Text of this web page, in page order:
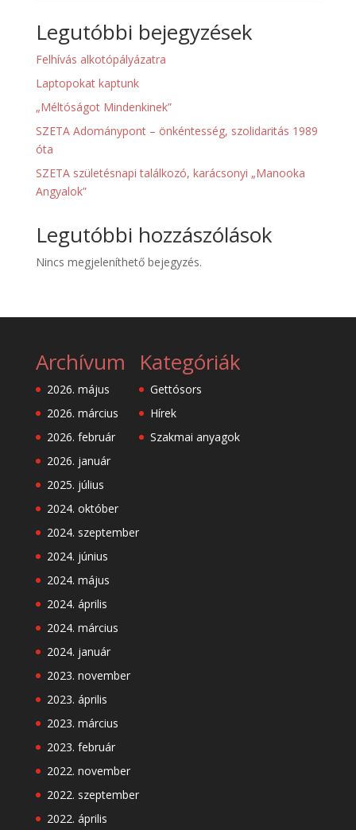
Legutóbbi bejegyzések
Felhívás alkotópályázatra
Laptopokat kaptunk
„Méltóságot Mindenkinek”
SZETA Adománypont – önkéntesség, szolidaritás 1989
óta
SZETA születésnapi találkozó, karácsonyi „Manooka
Angyalok”
Legutóbbi hozzászólások
Nincs megjeleníthető bejegyzés.
Archívum
2026. május
2026. március
2026. február
2026. január
2025. július
2024. október
2024. szeptember
2024. június
2024. május
2024. április
2024. március
2024. január
2023. november
2023. április
2023. március
2023. február
2022. november
2022. szeptember
2022. április
Kategóriák
Gettósors
Hírek
Szakmai anyagok